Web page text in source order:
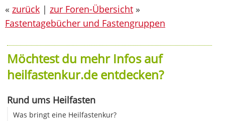
« zurück | zur Foren-Übersicht »
Fastentagebücher und Fastengruppen
Möchtest du mehr Infos auf
heilfastenkur.de entdecken?
Rund ums Heilfasten
Was bringt eine Heilfastenkur?